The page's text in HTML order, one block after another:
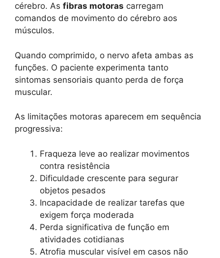
cérebro. As fibras motoras carregam
comandos de movimento do cérebro aos
músculos.
Quando comprimido, o nervo afeta ambas as
funções. O paciente experimenta tanto
sintomas sensoriais quanto perda de força
muscular.
As limitações motoras aparecem em sequência
progressiva:
Fraqueza leve ao realizar movimentos
contra resistência
Dificuldade crescente para segurar
objetos pesados
Incapacidade de realizar tarefas que
exigem força moderada
Perda significativa de função em
atividades cotidianas
Atrofia muscular visível em casos não